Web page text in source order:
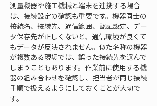
測量機器や施工機械と端末を連携する場合
は、接続設定の確認も重要です。機器同士の
接続名、接続先、通信範囲、認証設定、デー
タ保存先が正しくないと、通信環境が良くて
もデータが反映されません。似た名称の機器
が複数ある現場では、誤った接続先を選んで
しまうこともあります。作業前に使用する機
器の組み合わせを確認し、担当者が同じ接続
手順で扱えるようにしておくことが大切で
す。